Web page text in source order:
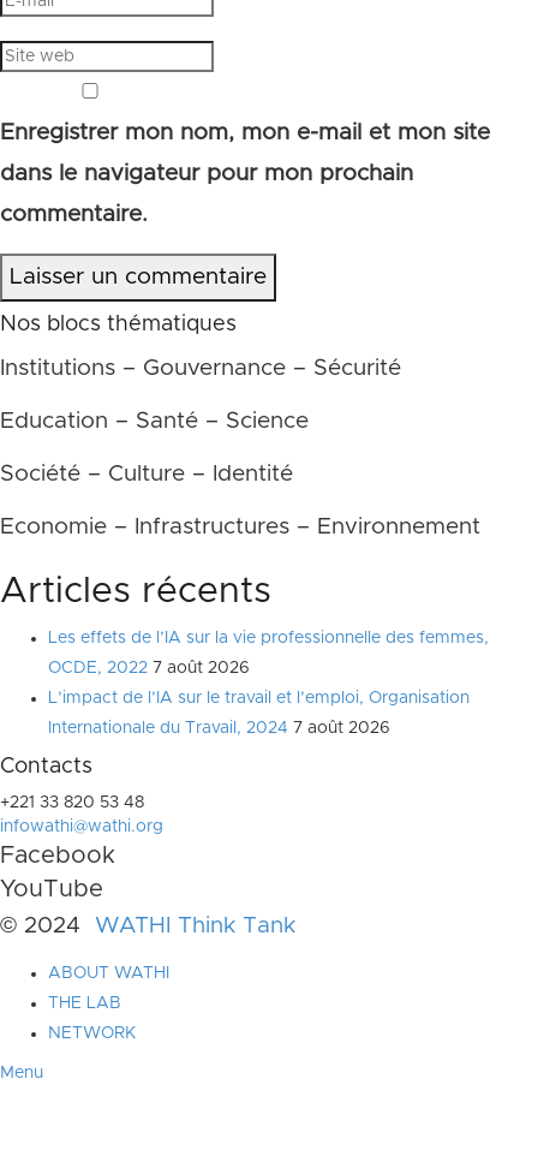
Enregistrer mon nom, mon e-mail et mon site
dans le navigateur pour mon prochain
commentaire.
Laisser un commentaire
Nos blocs thématiques
Institutions – Gouvernance – Sécurité
Education – Santé – Science
Société – Culture – Identité
Economie – Infrastructures – Environnement
Articles récents
Les effets de l’IA sur la vie professionnelle des femmes,
OCDE, 2022 7 août 2026
L’impact de l’IA sur le travail et l’emploi, Organisation
Internationale du Travail, 2024 7 août 2026
Contacts
+221 33 820 53 48
infowathi@wathi.org
Facebook
YouTube
© 2024 WATHI Think Tank
ABOUT WATHI
THE LAB
NETWORK
Menu